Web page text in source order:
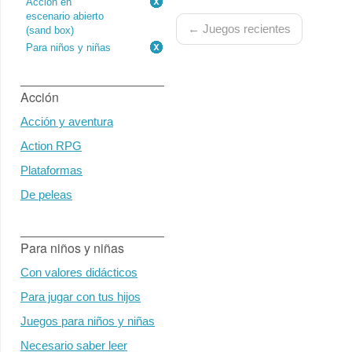
escenario abierto
(sand box)
Para niños y niñas
Acción
Acción y aventura
Action RPG
Plataformas
De peleas
Para niños y niñas
Con valores didácticos
Para jugar con tus hijos
Juegos para niños y niñas
Necesario saber leer
← Juegos recientes